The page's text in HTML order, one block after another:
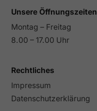
Unsere Öffnungszeiten
Montag – Freitag
8.00 – 17.00 Uhr
Rechtliches
Impressum
Datenschutzerklärung